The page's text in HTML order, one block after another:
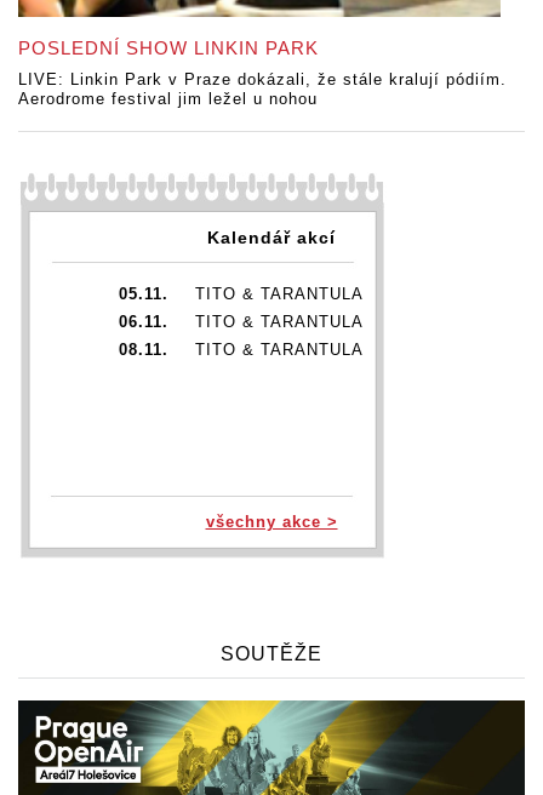
POSLEDNÍ SHOW LINKIN PARK
LIVE: Linkin Park v Praze dokázali, že stále kralují pódiím.
Aerodrome festival jim ležel u nohou
Kalendář akcí
05.11.
TITO & TARANTULA
06.11.
TITO & TARANTULA
08.11.
TITO & TARANTULA
všechny akce >
SOUTĚŽE